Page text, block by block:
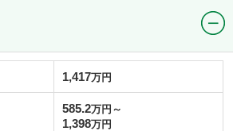
1,417万円
585.2万円～
1,398万円